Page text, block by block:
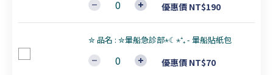
優惠價 NT$190
✮ 品名 : ✮暈船急診部⋆☾⋆⁺₊ - 暈船貼紙包
優惠價 NT$70